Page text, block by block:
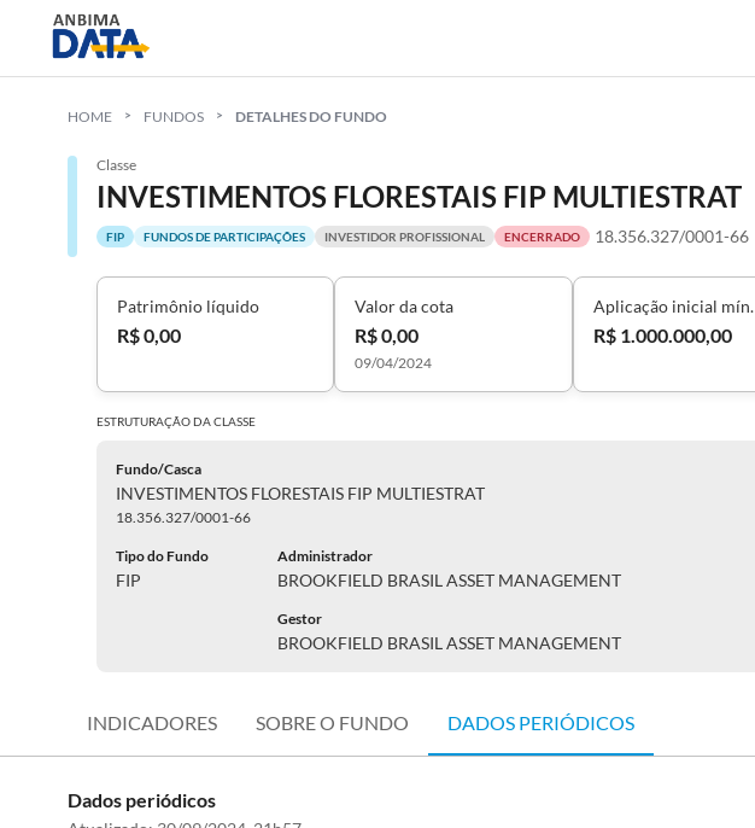
HOME FUNDOS DETALHES DO FUNDO
Classe
INVESTIMENTOS FLORESTAIS FIP MULTIESTRAT
FIP FUNDOS DE PARTICIPAÇÕES INVESTIDOR PROFISSIONAL ENCERRADO 18.356.327/0001-66
Patrimônio líquido
R$ 0,00
Valor da cota
R$ 0,00
09/04/2024
Aplicação inicial mín.
R$ 1.000.000,00
ESTRUTURAÇÃO DACLASSE
Fundo/Casca
INVESTIMENTOS FLORESTAIS FIP MULTIESTRAT
18.356.327/0001-66
Tipo do Fundo
FIP
Administrador
BROOKFIELD BRASIL ASSET MANAGEMENT
Gestor
BROOKFIELD BRASIL ASSET MANAGEMENT
INDICADORES SOBRE O FUNDO DADOS PERIÓDICOS
Dados periódicos